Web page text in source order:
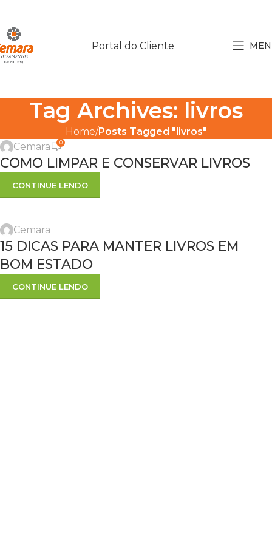
Portal do Cliente
Tag Archives: livros
Home Posts Tagged "livros"
Cemara
0
COMO LIMPAR E CONSERVAR LIVROS
CONTINUE LENDO
Cemara
15 DICAS PARA MANTER LIVROS EM
BOM ESTADO
CONTINUE LENDO